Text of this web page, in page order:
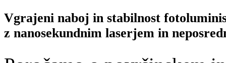
Vgrajeni naboj in stabilnost
z nanosekundnim laserjem in